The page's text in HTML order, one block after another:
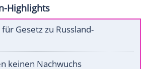
Highlights
Gesetz zu Russland-
keinen Nachwuchs